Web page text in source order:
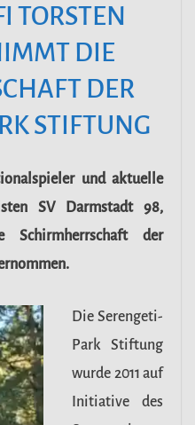
F
DIE S
DER S
STIFTUNG
und aktuelle
SV Darmstadt 98,
der
Die Serengeti-
Park Stiftung
wurde 2011 auf
Initiative des